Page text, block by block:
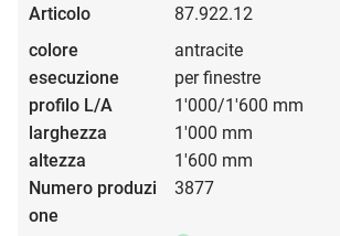
87.922.12
antracite
per finestre
1'000/1'600 mm
1'000 mm
1'600 mm
3877